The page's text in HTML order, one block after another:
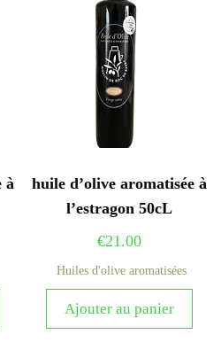
à
huile d’olive aromatisée à
l’estragon 50cL
€21.00
Huiles d'olive aromatisées
Ajouter au panier